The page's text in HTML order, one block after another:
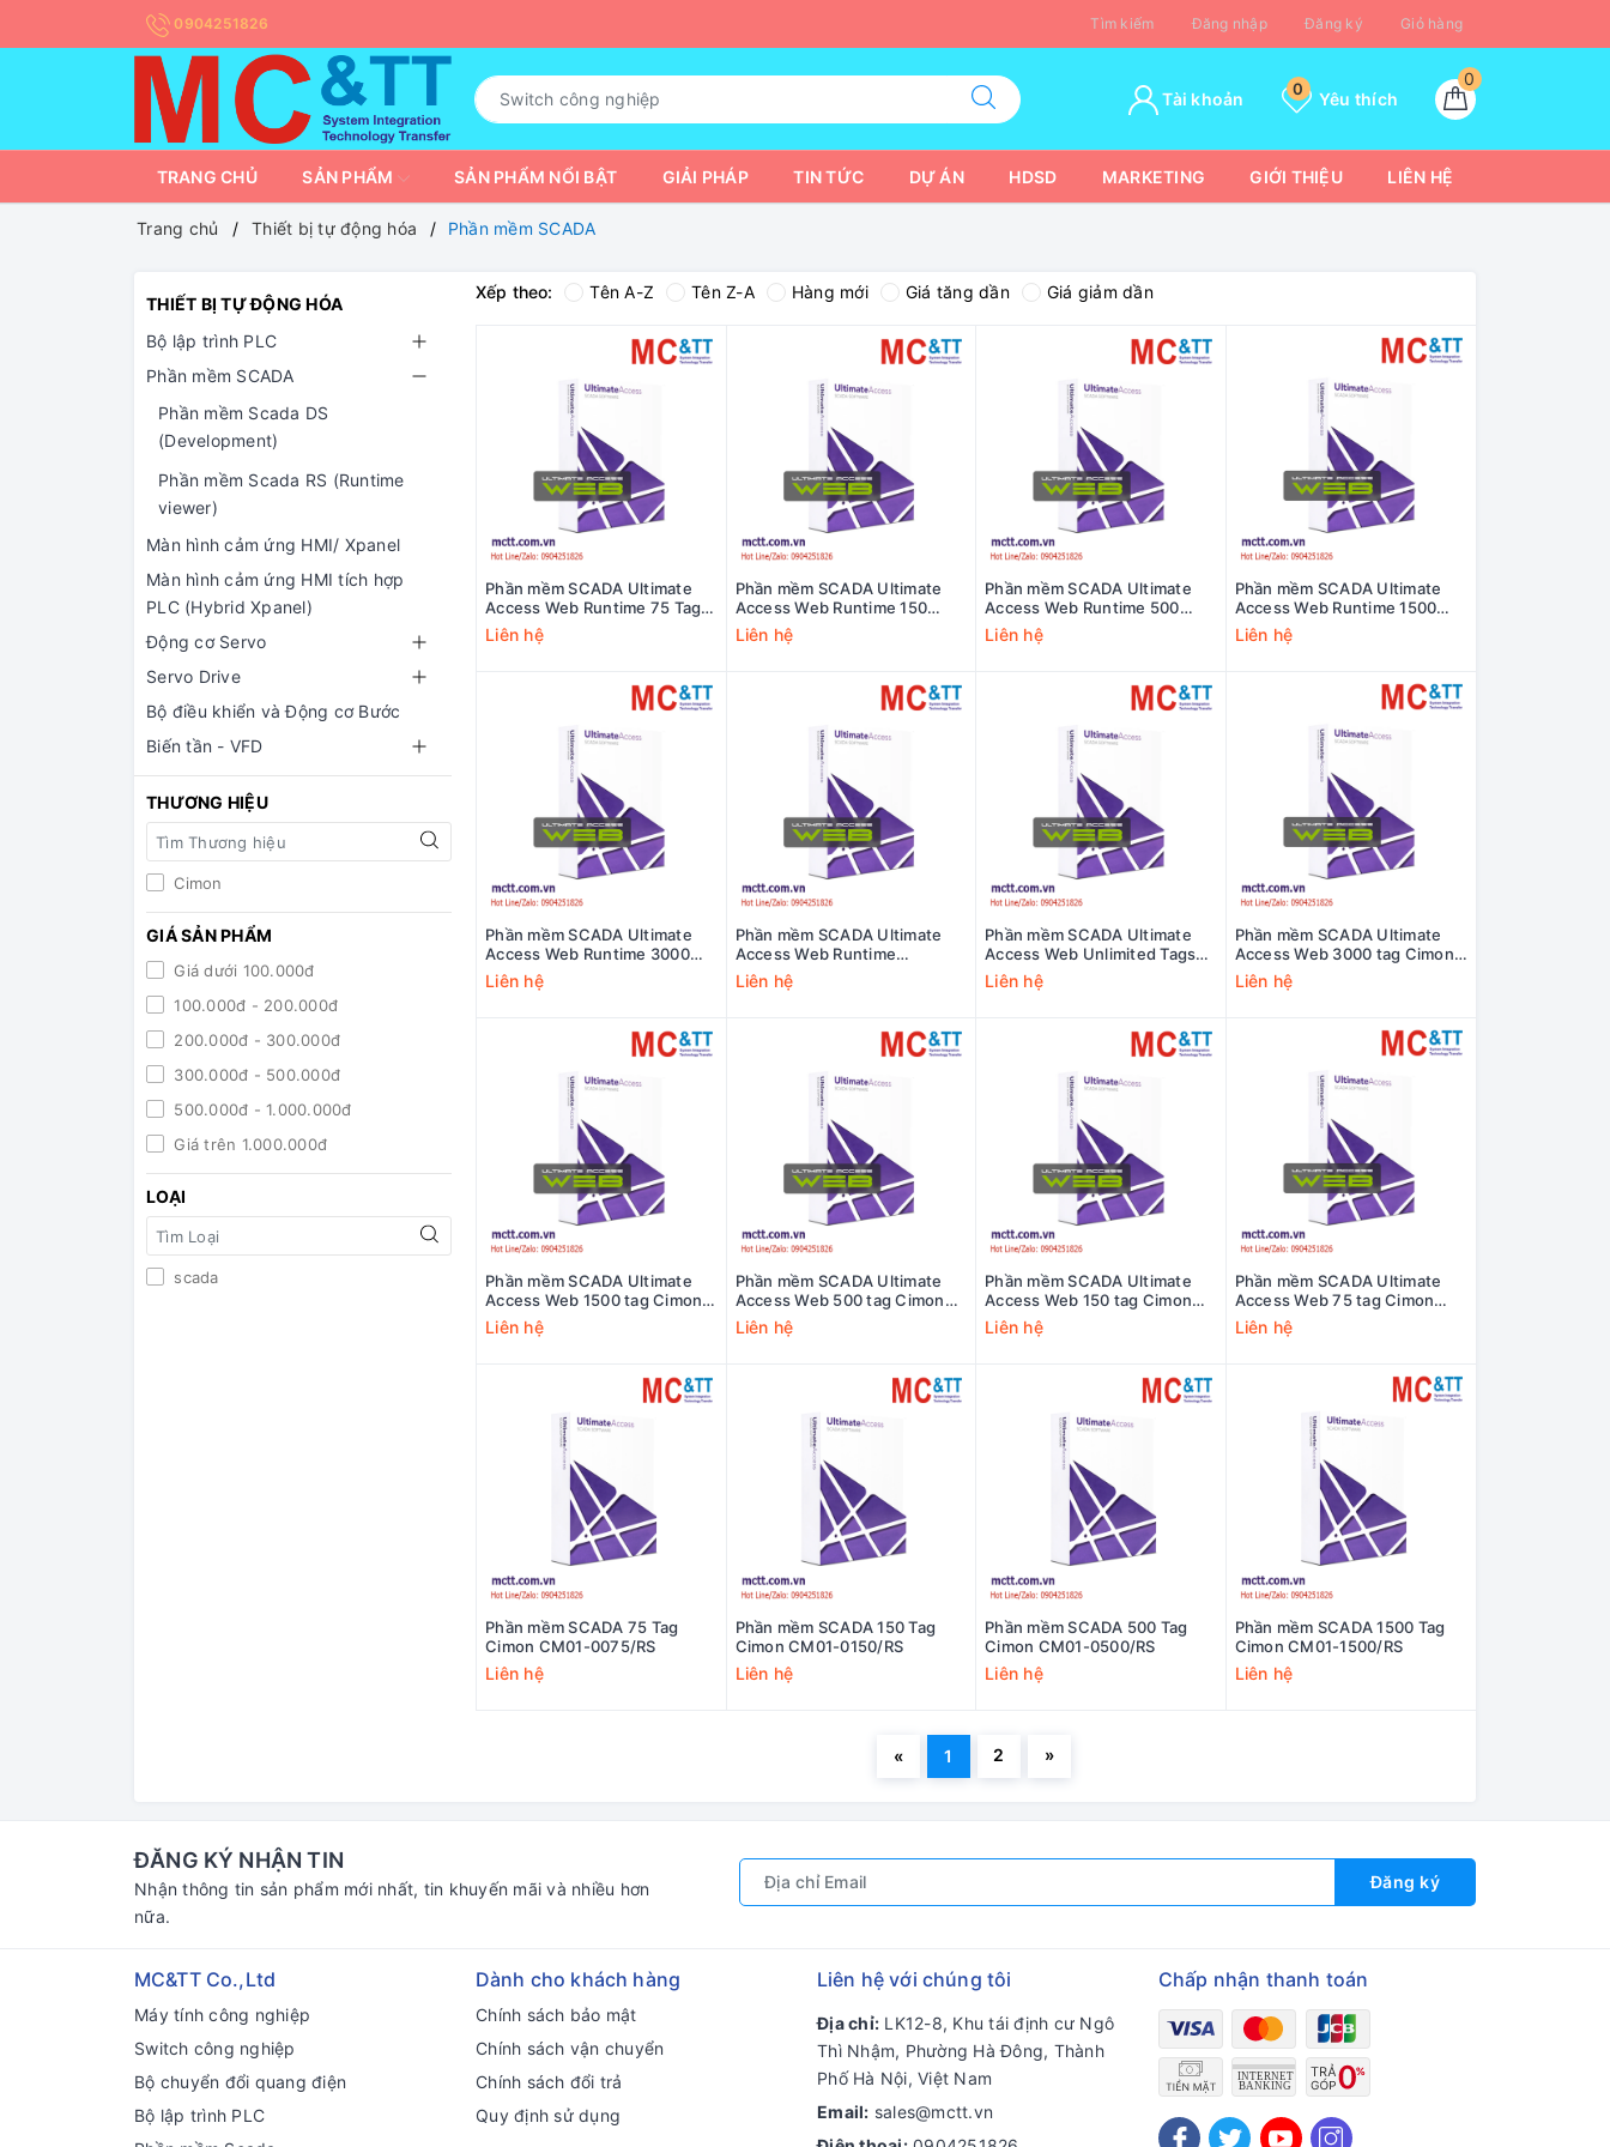
0904251826 Tìm kiếm Đăng nhập Đăng ký Giỏ hàng
0
Yêu thích
0
Tài khoản
TRANG CHỦ SẢN PHẨM SẢN PHẨM NỔI BẬT GIẢI PHÁP TIN TỨC DỰ ÁN HDSD MARKETING GIỚI THIỆU LIÊN HỆ
Trang chủ Thiết bị tự động hóa Phần mềm SCADA
THIẾT BỊ TỰ ĐỘNG HÓA
Bộ lập trình PLC
Phần mềm SCADA
Phần mềm Scada DS
(Development)
Phần mềm Scada RS (Runtime
viewer)
Màn hình cảm ứng HMI/ Xpanel
Màn hình cảm ứng HMI tích hợp
PLC (Hybrid Xpanel)
Động cơ Servo
Servo Drive
Bộ điều khiển và Động cơ Bước
Biến tần - VFD
THƯƠNG HIỆU
Cimon
GIÁ SẢN PHẨM
Giá dưới 100.000đ
100.000đ - 200.000đ
200.000đ - 300.000đ
300.000đ - 500.000đ
500.000đ - 1.000.000đ
Giá trên 1.000.000đ
LOẠI
scada
Xếp theo: Tên A-Z Tên Z-A Hàng mới Giá tăng dần Giá giảm dần
Phần mềm SCADA Ultimate
Access Web Runtime 75 Tags
Cimon UA02-0075/RS
Liên hệ
Phần mềm SCADA Ultimate
Access Web Runtime 150
Tags Cimon UA02-0150/RS
Liên hệ
Phần mềm SCADA Ultimate
Access Web Runtime 500
Tags Cimon UA02-0500/RS
Liên hệ
Phần mềm SCADA Ultimate
Access Web Runtime 1500
Tags Cimon UA02-1500/RS
Liên hệ
Phần mềm SCADA Ultimate
Access Web Runtime 3000
Tags Cimon UA02-3000/RS
Liên hệ
Phần mềm SCADA Ultimate
Access Web Runtime
Unlimited Tags Cimon UA02-
FULL/RS
Liên hệ
Phần mềm SCADA Ultimate
Access Web Unlimited Tags
Cimon UA02-FULL/DS
Liên hệ
Phần mềm SCADA Ultimate
Access Web 3000 tag Cimon
UA02-3000/DS
Liên hệ
Phần mềm SCADA Ultimate
Access Web 1500 tag Cimon
UA02-1500/DS
Liên hệ
Phần mềm SCADA Ultimate
Access Web 500 tag Cimon
UA02-0500/DS
Liên hệ
Phần mềm SCADA Ultimate
Access Web 150 tag Cimon
UA02-0150/DS
Liên hệ
Phần mềm SCADA Ultimate
Access Web 75 tag Cimon
UA02-0075/DS
Liên hệ
Phần mềm SCADA 75 Tag
Cimon CM01-0075/RS
Liên hệ
Phần mềm SCADA 150 Tag
Cimon CM01-0150/RS
Liên hệ
Phần mềm SCADA 500 Tag
Cimon CM01-0500/RS
Liên hệ
Phần mềm SCADA 1500 Tag
Cimon CM01-1500/RS
Liên hệ
« 1 2 »
ĐĂNG KÝ NHẬN TIN
Nhận thông tin sản phẩm mới nhất, tin khuyến mãi và nhiều hơn
nữa.
Đăng ký
MC&TT Co.,Ltd
Máy tính công nghiệp
Switch công nghiệp
Bộ chuyển đổi quang điện
Bộ lập trình PLC
Dành cho khách hàng
Chính sách bảo mật
Chính sách vận chuyển
Chính sách đổi trả
Quy định sử dụng
Liên hệ với chúng tôi
Địa chỉ: LK12-8, Khu tái định cư Ngô
Thì Nhậm, Phường Hà Đông, Thành
Phố Hà Nội, Việt Nam
Email: sales@mctt.vn
Chấp nhận thanh toán